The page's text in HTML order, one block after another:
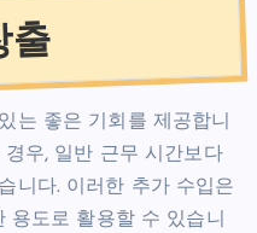
출
는 좋은 기회를 제공합니
우, 일반 근무 시간보다
니다. 이러한 추가 수입은
용도로 활용할 수 있습니